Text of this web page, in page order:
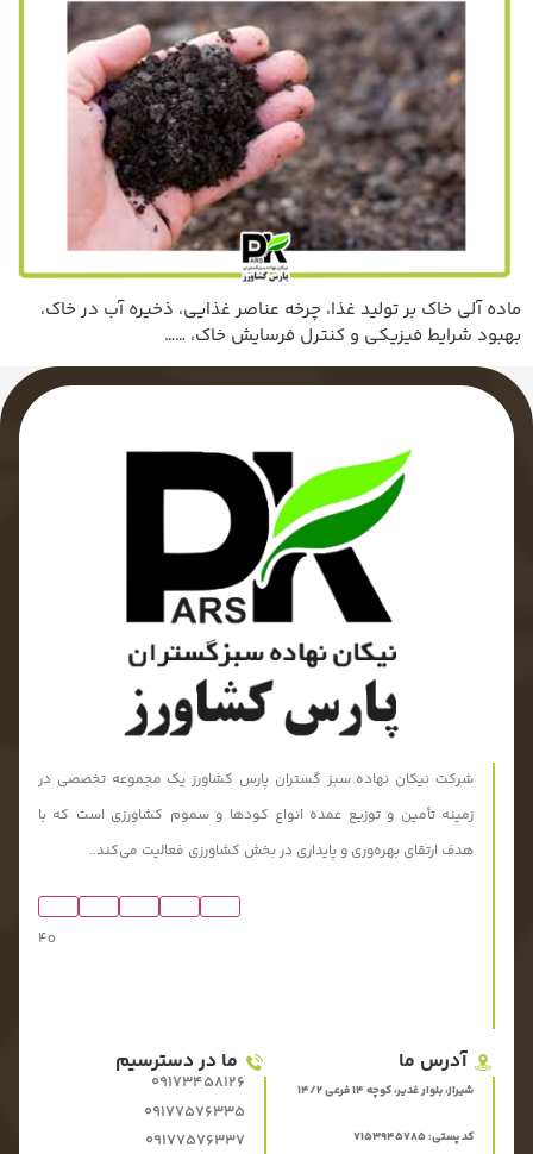
ماده آلی خاك بر تولید غذا، چرخه عناصر غذایی، ذخیره آب در خاك،
بهبود شرایط فیزیکی و کنترل فرسایش خاك، ……
شرکت نیکان نهاده سبز گستران پارس کشاورز یک مجموعه تخصصی در
زمینه تأمین و توزیع عمده انواع کودها و سموم کشاورزی است که با
هدف ارتقای بهره‌وری و پایداری در بخش کشاورزی فعالیت می‌کند..
4o
آدرس ما
شیراز، بلوار غدیر، کوچه 14 فرعی 14/2
کد پستی: 7153945785
ما در دسترسیم
09173458126
09177576335
09177576337